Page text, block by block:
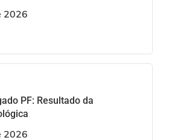
2026
PF: Resultado da
2026